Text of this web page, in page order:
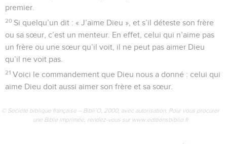
premier.
20 Si quelqu’un dit : « J’aime Dieu », et s’il déteste son frère
ou sa sœur, c’est un menteur. En effet, celui qui n’aime pas
un frère ou une sœur qu’il voit, il ne peut pas aimer Dieu
qu’il ne voit pas.
21 Voici le commandement que Dieu nous a donné : celui qui
aime Dieu doit aussi aimer son frère et sa sœur.
© Société biblique française – Bibli’O, 2000, avec autorisation. Pour vous procurer
une Bible imprimée, rendez-vous sur www.editionsbiblio.fr